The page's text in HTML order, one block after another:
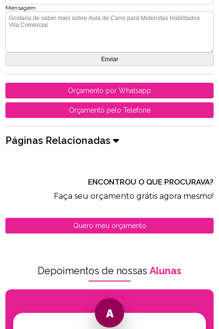
Mensagem
Orçamento por Whatsapp
Orçamento pelo Telefone
Páginas Relacionadas
ENCONTROU O QUE PROCURAVA?
Faça seu orçamento grátis agora mesmo!
Quero meu orçamento
Depoimentos de nossas Alunas